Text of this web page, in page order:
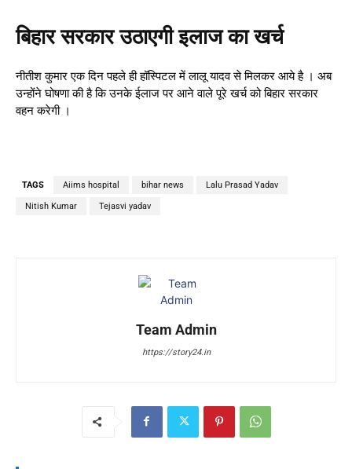
बिहार सरकार उठाएगी इलाज का खर्च
नीतीश कुमार एक दिन पहले ही हॉस्पिटल में लालू यादव से मिलकर आये है । अब
उन्होंने घोषणा की है कि उनके ईलाज पर आने वाले पूरे खर्च को बिहार सरकार
वहन करेगी ।
TAGS Aiims hospital bihar news Lalu Prasad Yadav
Nitish Kumar Tejasvi yadav
Team Admin
https://story24.in